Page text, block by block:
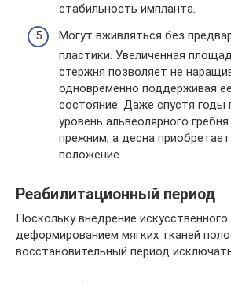
стабильность импланта.
Могут вживляться без
пластики. Увеличенная
стержня позволяет не
одновременно поддерживая
состояние. Даже спустя годы
уровень альвеолярного
прежним, а десна
положение.
Реабилитационный период
Поскольку внедрение
деформированием мягких тканей
восстановительный период